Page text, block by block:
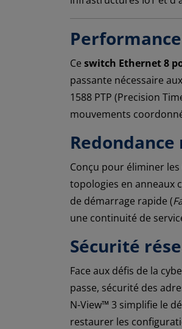
Ce switch Ethernet 8
passante nécessaire
1588 PTP (Precision
mouvements
Conçu pour éliminer
topologies en anneaux
de démarrage rapide (
une continuité de
Sécurité
Face aux défis de la
passe, sécurité des
N-View™ 3 simplifie le
restaurer les